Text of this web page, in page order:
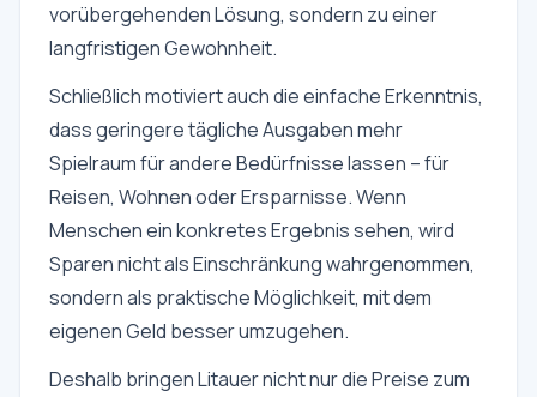
vorübergehenden Lösung, sondern zu einer
langfristigen Gewohnheit.
Schließlich motiviert auch die einfache Erkenntnis,
dass geringere tägliche Ausgaben mehr
Spielraum für andere Bedürfnisse lassen – für
Reisen, Wohnen oder Ersparnisse. Wenn
Menschen ein konkretes Ergebnis sehen, wird
Sparen nicht als Einschränkung wahrgenommen,
sondern als praktische Möglichkeit, mit dem
eigenen Geld besser umzugehen.
Deshalb bringen Litauer nicht nur die Preise zum